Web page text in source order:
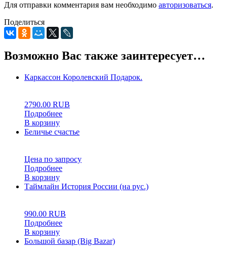
Для отправки комментария вам необходимо авторизоваться.
Поделиться
Возможно Вас также заинтересует…
Каркассон Королевский Подарок.
2790.00 RUB
Подробнее
В корзину
Беличье счастье
Цена по запросу
Подробнее
В корзину
Таймлайн История России (на рус.)
990.00 RUB
Подробнее
В корзину
Большой базар (Big Bazar)